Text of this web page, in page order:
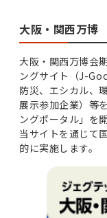
大阪・関西万博
大阪・関西万博会
ングサイト（J-
防災、エシカル、
展示参加企業）等
ングポータル」を
当サイトを通じて
的に実施します。